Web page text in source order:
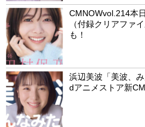
CMNOWvol.214本
（付録クリアファ
も！
浜辺美波「美波、
dアニメストア新